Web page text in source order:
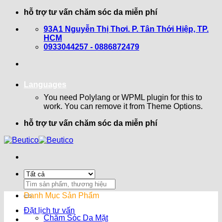
hỗ trợ tư vấn chăm sóc da miễn phí
93A1 Nguyễn Thị Thơi. P. Tân Thới Hiệp, TP.
HCM
0933044257 - 0886872479
Languages
You need Polylang or WPML plugin for this to
work. You can remove it from Theme Options.
hỗ trợ tư vấn chăm sóc da miễn phí
Search
for:
Đặt lịch tư vấn
Danh Mục Sản Phẩm
Chăm Sóc Da Mặt